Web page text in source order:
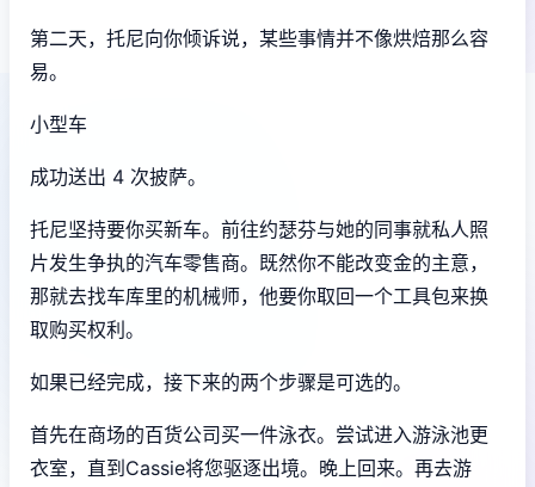
第二天，托尼向你倾诉说，某些事情并不像烘焙那么容
易。
小型车
成功送出 4 次披萨。
托尼坚持要你买新车。前往约瑟芬与她的同事就私人照
片发生争执的汽车零售商。既然你不能改变金的主意，
那就去找车库里的机械师，他要你取回一个工具包来换
取购买权利。
如果已经完成，接下来的两个步骤是可选的。
首先在商场的百货公司买一件泳衣。尝试进入游泳池更
衣室，直到Cassie将您驱逐出境。晚上回来。再去游